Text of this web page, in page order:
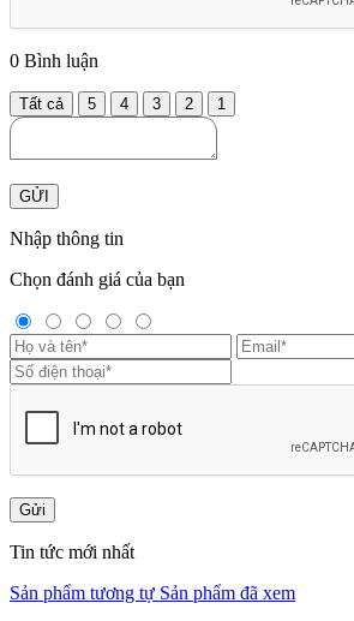
0 Bình luận
Tất cả 5 4 3 2 1
GỬI
Nhập thông tin
Chọn đánh giá của bạn
Gửi
Tin tức mới nhất
Sản phẩm tương tự Sản phẩm đã xem